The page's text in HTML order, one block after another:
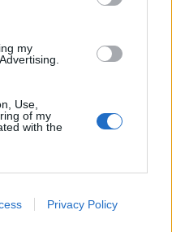
my
Use,
of my
with the
Privacy Policy